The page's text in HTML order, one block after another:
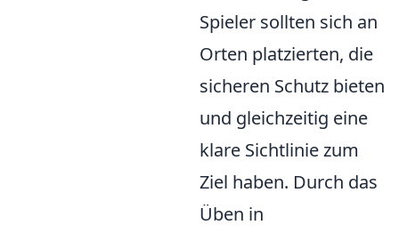
Spieler sollten sich an
Orten platzierten, die
sicheren Schutz bieten
und gleichzeitig eine
klare Sichtlinie zum
Ziel haben. Durch das
Üben in